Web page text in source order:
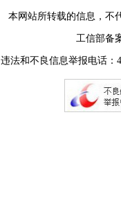
本网站所转载的信息，不
工信部备
违法和不良信息举报电话